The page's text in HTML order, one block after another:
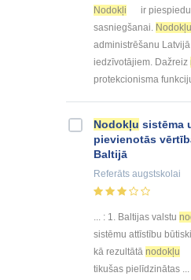
Nodokļi
ir
sasniegšanai. Nodokļu
administrēšanu
iedzīvotājiem. Dažreiz
protekcionisma
Nodokļu sistēma
pievienotās
Baltijā
Referāts augstskolai
... : 1. Baltijas valstu
sistēmu attīstību
kā rezultātā nodokļu
tikušas pielīdzinātas